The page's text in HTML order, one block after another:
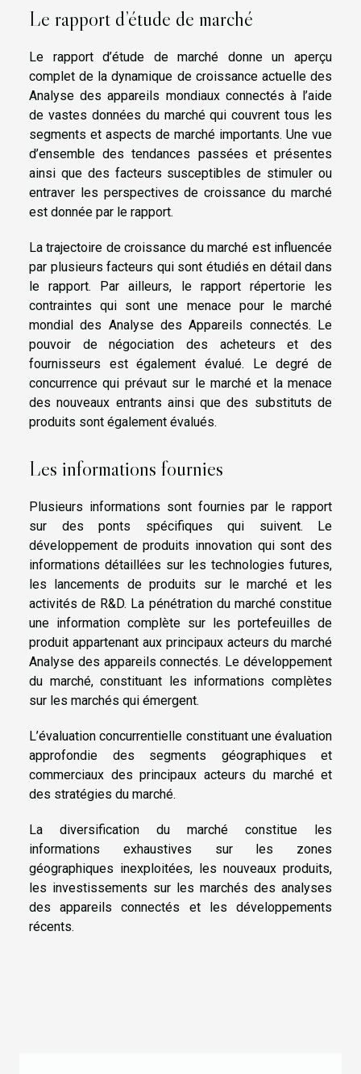
Le rapport d’étude de marché
Le rapport d’étude de marché donne un aperçu
complet de la dynamique de croissance actuelle des
Analyse des appareils mondiaux connectés à l’aide
de vastes données du marché qui couvrent tous les
segments et aspects de marché importants. Une vue
d’ensemble des tendances passées et présentes
ainsi que des facteurs susceptibles de stimuler ou
entraver les perspectives de croissance du marché
est donnée par le rapport.
La trajectoire de croissance du marché est influencée
par plusieurs facteurs qui sont étudiés en détail dans
le rapport. Par ailleurs, le rapport répertorie les
contraintes qui sont une menace pour le marché
mondial des Analyse des Appareils connectés. Le
pouvoir de négociation des acheteurs et des
fournisseurs est également évalué. Le degré de
concurrence qui prévaut sur le marché et la menace
des nouveaux entrants ainsi que des substituts de
produits sont également évalués.
Les informations fournies
Plusieurs informations sont fournies par le rapport
sur des ponts spécifiques qui suivent.
Le
développement de produits innovation qui sont des
informations détaillées sur les technologies futures,
les lancements de produits sur le marché et les
activités de R&D. La pénétration du marché constitue
une information complète sur les portefeuilles de
produit appartenant aux principaux acteurs du marché
Analyse des appareils connectés. Le développement
du marché, constituant les informations complètes
sur les marchés qui émergent.
L’évaluation concurrentielle constituant une évaluation
approfondie des segments géographiques et
commerciaux des principaux acteurs du marché et
des stratégies du marché.
La diversification du marché constitue les
informations exhaustives sur les zones
géographiques inexploitées, les nouveaux produits,
les investissements sur les marchés des analyses
des appareils connectés et les développements
récents.